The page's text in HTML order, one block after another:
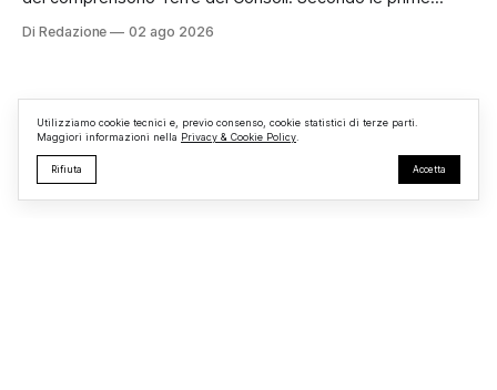
struttura adibita a ufficio vendite. Sul posto sono intervenuti
Di Redazione 02 ago 2026
Utilizziamo cookie tecnici e, previo consenso, cookie statistici di terze parti.
Maggiori informazioni nella Privacy & Cookie Policy
Rifiuta Accetta